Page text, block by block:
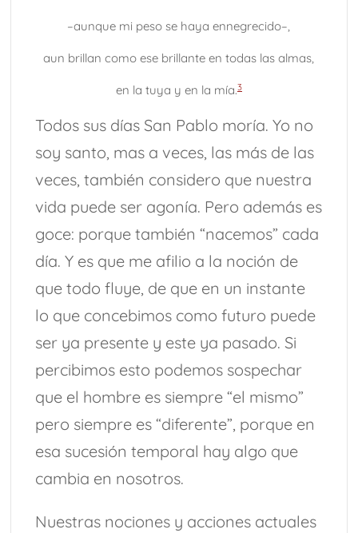
–aunque mi peso se haya ennegrecido–,
aun brillan como ese brillante en todas las almas,
en la tuya y en la mía.3
Todos sus días San Pablo moría. Yo no
soy santo, mas a veces, las más de las
veces, también considero que nuestra
vida puede ser agonía. Pero además es
goce: porque también “nacemos” cada
día. Y es que me afilio a la noción de
que todo fluye, de que en un instante
lo que concebimos como futuro puede
ser ya presente y este ya pasado. Si
percibimos esto podemos sospechar
que el hombre es siempre “el mismo”
pero siempre es “diferente”, porque en
esa sucesión temporal hay algo que
cambia en nosotros.
Nuestras nociones y acciones actuales